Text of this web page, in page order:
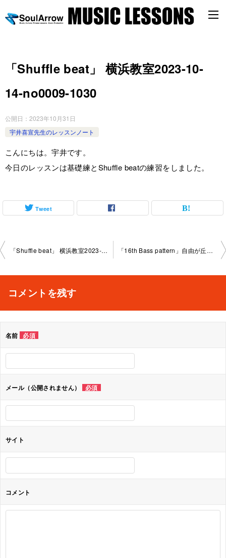
「Shuffle beat」 横浜教室2023-10-
14-no0009-1030
公開日： 2023年10月31日
宇井喜宣先生のレッスンノート
こんにちは。宇井です。
今日のレッスンは基礎練とShuffle beatの練習をしました。
Tweet
投
ビ
シ
ョ
ン
「Shuffle beat」 横浜教室2023-10-14-no0009-1030 「16th Bass pattern」自由が丘教室2023-10-19-no0009- 1036
コメントを残す
名前 必須
メール（公開されません） 必須
サイト
コメント